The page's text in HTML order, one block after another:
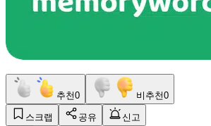
추천0 비추천0
스크랩 공유
신고